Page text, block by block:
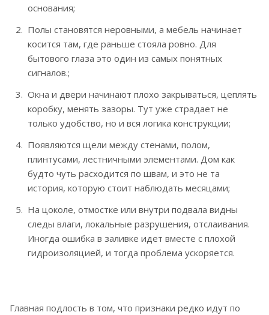
основания;
Полы становятся неровными, а мебель начинает
косится там, где раньше стояла ровно. Для
бытового глаза это один из самых понятных
сигналов.;
Окна и двери начинают плохо закрываться, цеплять
коробку, менять зазоры. Тут уже страдает не
только удобство, но и вся логика конструкции;
Появляются щели между стенами, полом,
плинтусами, лестничными элементами. Дом как
будто чуть расходится по швам, и это не та
история, которую стоит наблюдать месяцами;
На цоколе, отмостке или внутри подвала видны
следы влаги, локальные разрушения, отслаивания.
Иногда ошибка в заливке идет вместе с плохой
гидроизоляцией, и тогда проблема ускоряется.
Главная подлость в том, что признаки редко идут по